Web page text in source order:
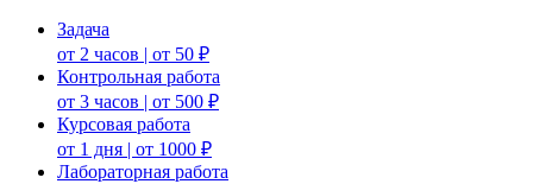
Задача
от 2 часов | от 50 ₽
Контрольная работа
от 3 часов | от 500 ₽
Курсовая работа
от 1 дня | от 1000 ₽
Лабораторная работа